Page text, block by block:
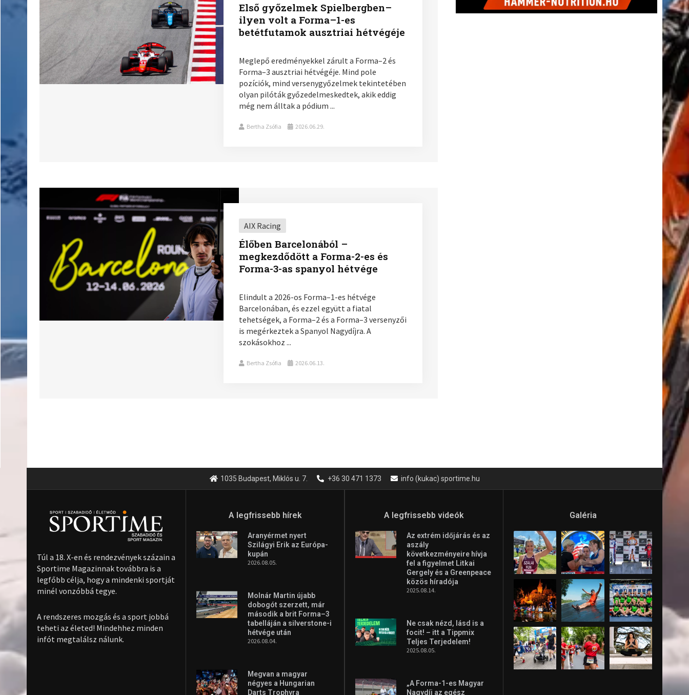
Első győzelmek Spielbergben–
ilyen volt a Forma–1-es
betétfutamok ausztriai hétvégéje
Meglepő eredményekkel zárult a Forma–2 és
Forma–3 ausztriai hétvégéje. Mind pole
pozíciók, mind versenygyőzelmek tekintetében
olyan pilóták győzedelmeskedtek, akik eddig
még nem álltak a pódium ...
Bertha Zsófia 2026.06.29.
AIX Racing
Élőben Barcelonából –
megkezdődött a Forma-2-es és
Forma-3-as spanyol hétvége
Elindult a 2026-os Forma–1-es hétvége
Barcelonában, és ezzel együtt a fiatal
tehetségek, a Forma–2 és a Forma–3 versenyzői
is megérkeztek a Spanyol Nagydíjra. A
szokásokhoz ...
Bertha Zsófia 2026.06.13.
1035 Budapest, Miklós u. 7. +36 30 471 1373 info (kukac) sportime.hu
Túl a 18. X-en és rendezvények százain a
Sportime Magazinnak továbbra is a
legfőbb célja, hogy a mindenki sportját
minél vonzóbbá tegye.
A rendszeres mozgás és a sport jobbá
teheti az életed! Mindehhez minden
infót megtalálsz nálunk.
A legfrissebb hírek
Aranyérmet nyert
Szilágyi Erik az Európa-
kupán
2026.08.05.
Molnár Martin újabb
dobogót szerzett, már
második a brit Forma–3
tabelláján a silverstone-i
hétvége után
2026.08.04.
Megvan a magyar
négyes a Hungarian
Darts Trophyra
A legfrissebb videók
Az extrém időjárás és az
aszály
következményeire hívja
fel a figyelmet Litkai
Gergely és a Greenpeace
közös híradója
2025.08.14.
Ne csak nézd, lásd is a
focit! – itt a Tippmix
Teljes Terjedelem!
2025.08.05.
„A Forma-1-es Magyar
Nagydíj az egész
Galéria